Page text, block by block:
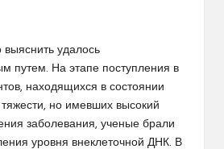
выяснить удалось
путем. На этапе поступления в
находящихся в состоянии
но имевших высокий
заболевания, ученые брали
уровня внеклеточной ДНК. В